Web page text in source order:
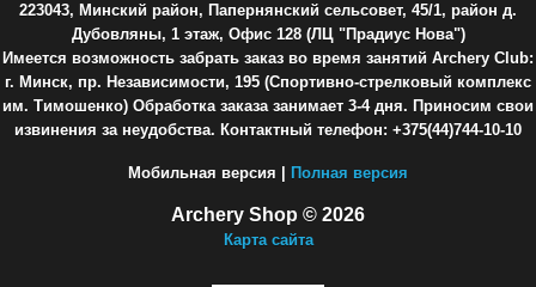
223043, Минский район, Папернянский сельсовет, 45/1, район д.
Дубовляны, 1 этаж, Офис 128 (ЛЦ "Прадиус Нова")
Имеется возможность забрать заказ во время занятий Archery Club:
г. Минск, пр. Независимости, 195 (Спортивно-стрелковый комплекс
им. Тимошенко) Обработка заказа занимает 3-4 дня. Приносим свои
извинения за неудобства. Контактный телефон: +375(44)744-10-10
Мобильная версия | Полная версия
Archery Shop © 2026
Карта сайта